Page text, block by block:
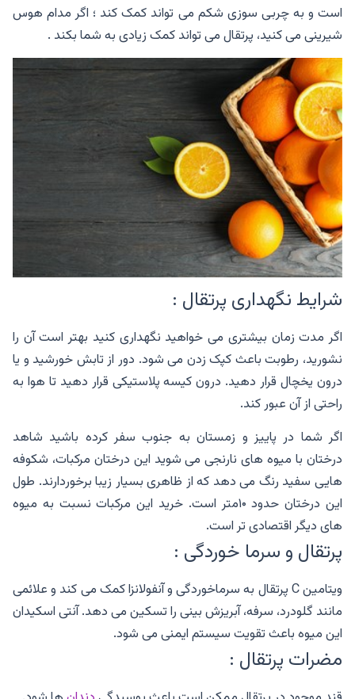
است و به چربی سوزی شکم می تواند کمک کند ؛ اگر مدام هوس
شیرینی می کنید، پرتقال می تواند کمک زیادی به شما بکند .
شرایط نگهداری پرتقال :
اگر مدت زمان بیشتری می خواهید نگهداری کنید بهتر است آن را
نشورید، رطوبت باعث کپک زدن می شود. دور از تابش خورشید و یا
درون یخچال قرار دهید. درون کیسه پلاستیکی قرار دهید تا هوا به
راحتی از آن عبور کند.
اگر شما در پاییز و زمستان به جنوب سفر کرده باشید شاهد
درختان با میوه های نارنجی می شوید این درختان مرکبات، شکوفه
هایی سفید رنگ می دهد که از ظاهری بسیار زیبا برخوردارند. طول
این درختان حدود ۱۰متر است. خرید این مرکبات نسبت به میوه
های دیگر اقتصادی تر است.
پرتقال و سرما خوردگی :
ویتامین C پرتقال به سرماخوردگی و آنفولانزا کمک می کند و علائمی
مانند گلودرد، سرفه، آبریزش بینی را تسکین می دهد. آنتی اسکیدان
این میوه باعث تقویت سیستم ایمنی می شود.
مضرات پرتقال :